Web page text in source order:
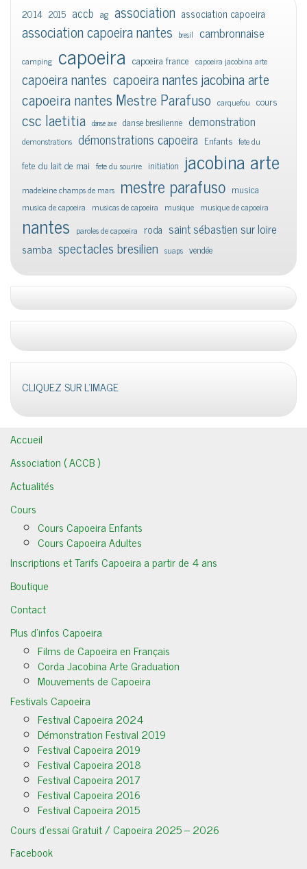
2014 2015 accb ag association association capoeira
association capoeira nantes bresil cambronnaise
camping capoeira capoeira france capoeira jacobina arte
capoeira nantes capoeira nantes jacobina arte
capoeira nantes Mestre Parafuso carquefou cours
csc laetitia danse axe danse bresilienne demonstration
demonstrations démonstrations capoeira Enfants fete du
fete du lait de mai fete du sourire initiation jacobina arte
madeleine champs de mars mestre parafuso musica
musica de capoeira musicas de capoeira musique musique de capoeira
nantes paroles de capoeira roda saint sébastien sur loire
samba spectacles bresilien suaps vendée
CLIQUEZ SUR L'IMAGE
Accueil
Association ( ACCB )
Actualités
Cours
Cours Capoeira Enfants
Cours Capoeira Adultes
Inscriptions et Tarifs Capoeira a partir de 4 ans
Boutique
Contact
Plus d’infos Capoeira
Films de Capoeira en Français
Corda Jacobina Arte Graduation
Mouvements de Capoeira
Festivals Capoeira
Festival Capoeira 2024
Démonstration Festival 2019
Festival Capoeira 2019
Festival Capoeira 2018
Festival Capoeira 2017
Festival Capoeira 2016
Festival Capoeira 2015
Cours d’essai Gratuit / Capoeira 2025 – 2026
Facebook